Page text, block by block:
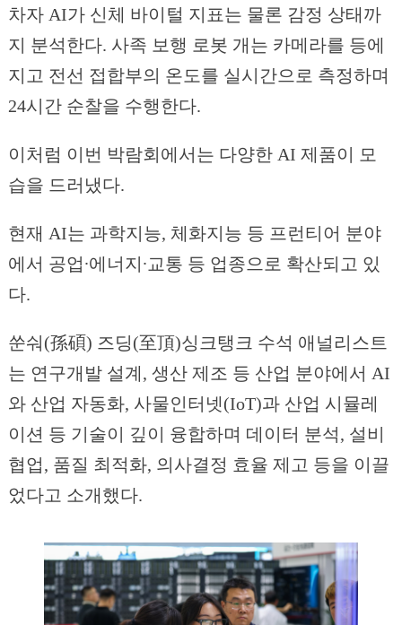
차자 AI가 신체 바이털 지표는 물론 감정 상태까
지 분석한다. 사족 보행 로봇 개는 카메라를 등에
지고 전선 접합부의 온도를 실시간으로 측정하며
24시간 순찰을 수행한다.
이처럼 이번 박람회에서는 다양한 AI 제품이 모
습을 드러냈다.
현재 AI는 과학지능, 체화지능 등 프런티어 분야
에서 공업∙에너지∙교통 등 업종으로 확산되고 있
다.
쑨숴(孫碩) 즈딩(至頂)싱크탱크 수석 애널리스트
는 연구개발 설계, 생산 제조 등 산업 분야에서 AI
와 산업 자동화, 사물인터넷(IoT)과 산업 시뮬레
이션 등 기술이 깊이 융합하며 데이터 분석, 설비
협업, 품질 최적화, 의사결정 효율 제고 등을 이끌
었다고 소개했다.